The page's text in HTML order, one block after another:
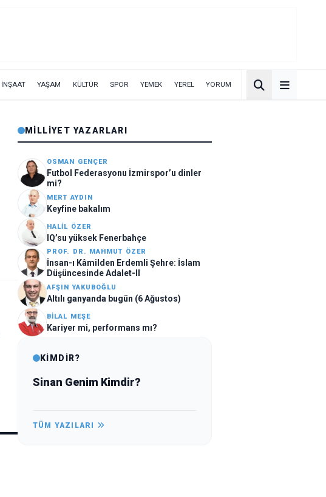
İNŞAAT YAŞAM KÜLTÜR SPOR YEMEK YEREL YORUM
MILLIYET YAZARLARI
OSMAN GENÇER
Futbol Federasyonu İzmirspor’u dinler
mi?
MERT AYDIN
Keyfine bakalım
HALIL ÖZER
IQ’su yüksek Fenerbahçe
PROF. DR. MAHMUT ÖZER
İnsan-ı Kâmilden Erdemli Şehre: İslam
Düşüncesinde Adalet-II
AFŞIN YAKUBOĞLU
Altılı ganyanda bugün (6 Ağustos)
BILAL MEŞE
Kariyer mi, performans mı?
KİMDİR?
Sinan Genim Kimdir?
TÜM YAZILARI